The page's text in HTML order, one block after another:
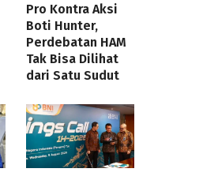
Pro Kontra Aksi
Boti Hunter,
Perdebatan HAM
Tak Bisa Dilihat
dari Satu Sudut